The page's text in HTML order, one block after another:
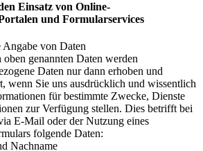
Einsatz von Online-
und Formularservices
von Daten
oben genannten Daten werden
Daten nur dann erhoben und
wenn Sie uns ausdrücklich und wissentlich
für bestimmte Zwecke, Dienste
zur Verfügung stellen. Dies betrifft bei
E-Mail oder der Nutzung eines
folgende Daten:
Nachname